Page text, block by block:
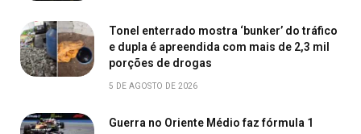
Tonel enterrado mostra ‘bunker’ do tráfico
e dupla é apreendida com mais de 2,3 mil
porções de drogas
5 DE AGOSTO DE 2026
Guerra no Oriente Médio faz fórmula 1